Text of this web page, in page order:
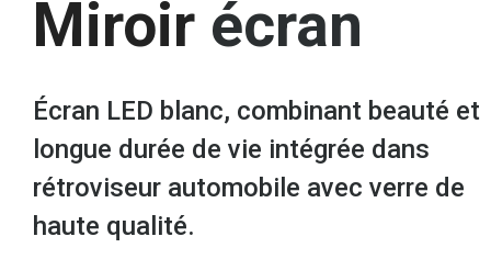
Miroir écran
Écran LED blanc, combinant beauté et
longue durée de vie intégrée dans
rétroviseur automobile avec verre de
haute qualité.